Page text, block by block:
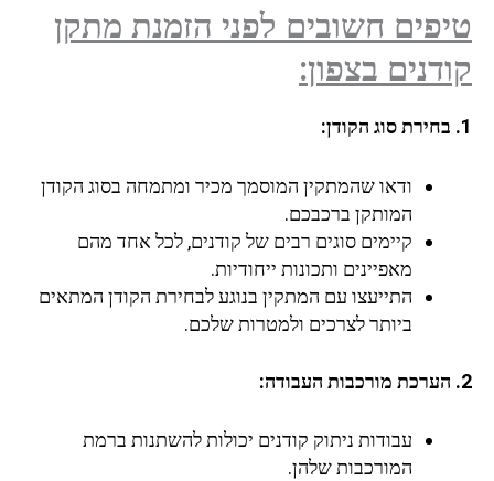
טיפים חשובים לפני הזמנת מתקן
קודנים בצפון:
1. בחירת סוג הקודן:
ודאו שהמתקין המוסמך מכיר ומתמחה בסוג הקודן
המותקן ברכבכם.
קיימים סוגים רבים של קודנים, לכל אחד מהם
מאפיינים ותכונות ייחודיות.
התייעצו עם המתקין בנוגע לבחירת הקודן המתאים
ביותר לצרכים ולמטרות שלכם.
2. הערכת מורכבות העבודה:
עבודות ניתוק קודנים יכולות להשתנות ברמת
המורכבות שלהן.